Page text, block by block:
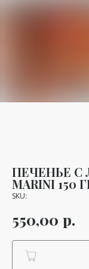
ПЕЧЕНЬЕ
MARINI 150
SKU:
550,00 р.